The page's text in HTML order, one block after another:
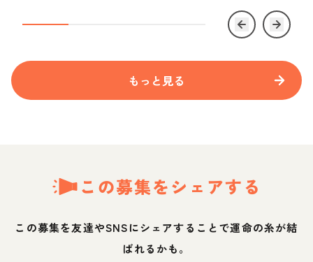
もっと見る
この募集をシェアする
この募集を友達やSNSにシェアすることで運命の糸が結
ばれるかも。